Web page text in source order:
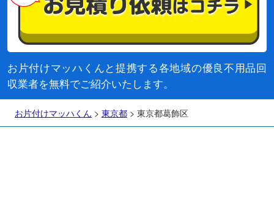
お片付けマッハくんと提携する各地域の優良不用品回
収業者を無料でご紹介いたします。
お片付けマッハくん > 東京都> 東京都葛飾区